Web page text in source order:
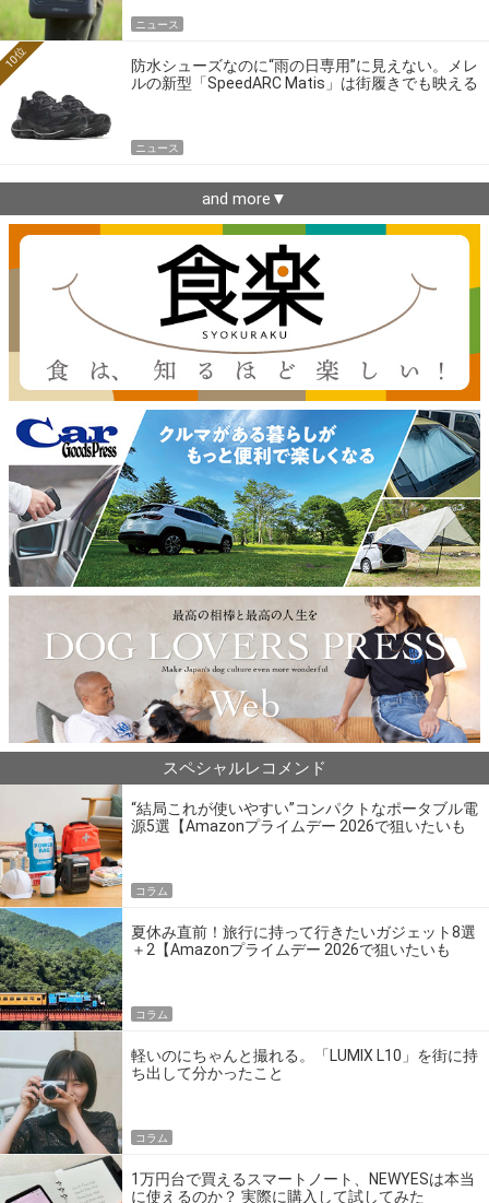
ニュース
防水シューズなのに“雨の日専用”に見えない。メレ
ルの新型「SpeedARC Matis」は街履きでも映える
10位
ニュース
and more▼
スペシャルレコメンド
“結局これが使いやすい”コンパクトなポータブル電
源5選【Amazonプライムデー 2026で狙いたいも
コラム
夏休み直前！旅行に持って行きたいガジェット8選
＋2【Amazonプライムデー 2026で狙いたいも
コラム
軽いのにちゃんと撮れる。「LUMIX L10」を街に持
ち出して分かったこと
コラム
1万円台で買えるスマートノート、NEWYESは本当
に使えるのか？ 実際に購入して試してみた